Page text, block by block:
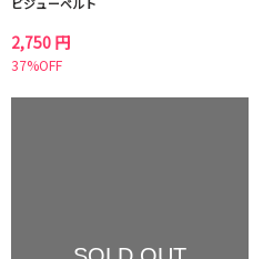
ビジューベルト
2,750 円
37%OFF